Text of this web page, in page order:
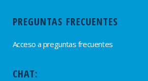
PREGUNTAS FRECUENTES
Acceso a preguntas frecuentes
CHAT: